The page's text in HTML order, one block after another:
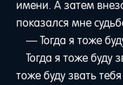
имени. А затем
показался мне
— Тогда я тоже
Тогда я тоже буду
тоже буду звать